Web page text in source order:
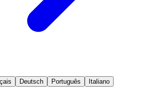
Deutsch Português
Italiano